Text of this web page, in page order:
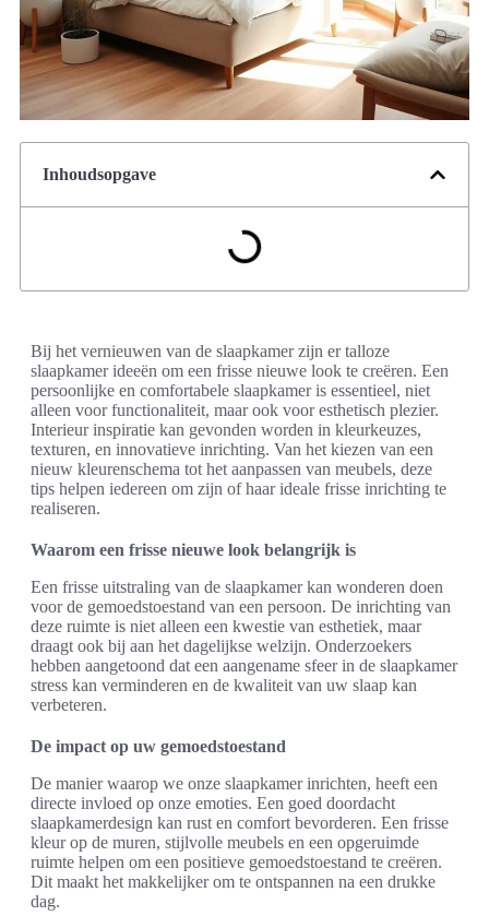
Inhoudsopgave
Bij het vernieuwen van de slaapkamer zijn er talloze
slaapkamer ideeën om een frisse nieuwe look te creëren. Een
persoonlijke en comfortabele slaapkamer is essentieel, niet
alleen voor functionaliteit, maar ook voor esthetisch plezier.
Interieur inspiratie kan gevonden worden in kleurkeuzes,
texturen, en innovatieve inrichting. Van het kiezen van een
nieuw kleurenschema tot het aanpassen van meubels, deze
tips helpen iedereen om zijn of haar ideale frisse inrichting te
realiseren.
Waarom een frisse nieuwe look belangrijk is
Een frisse uitstraling van de slaapkamer kan wonderen doen
voor de gemoedstoestand van een persoon. De inrichting van
deze ruimte is niet alleen een kwestie van esthetiek, maar
draagt ook bij aan het dagelijkse welzijn. Onderzoekers
hebben aangetoond dat een aangename sfeer in de slaapkamer
stress kan verminderen en de kwaliteit van uw slaap kan
verbeteren.
De impact op uw gemoedstoestand
De manier waarop we onze slaapkamer inrichten, heeft een
directe invloed op onze emoties. Een goed doordacht
slaapkamerdesign kan rust en comfort bevorderen. Een frisse
kleur op de muren, stijlvolle meubels en een opgeruimde
ruimte helpen om een positieve gemoedstoestand te creëren.
Dit maakt het makkelijker om te ontspannen na een drukke
dag.